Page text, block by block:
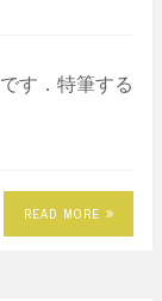
す．特筆する
READ MORE